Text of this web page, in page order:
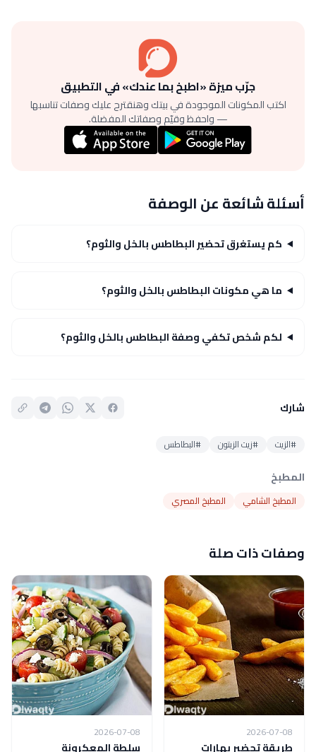
جرّب ميزة «اطبخ بما عندك» في التطبيق
اكتب المكونات الموجودة في بيتك وهنقترح عليك وصفات تناسبها
— واحفظ وقيّم وصفاتك المفضلة.
أسئلة شائعة عن الوصفة
كم يستغرق تحضير البطاطس بالخل والثوم؟
ما هي مكونات البطاطس بالخل والثوم؟
لكم شخص تكفي وصفة البطاطس بالخل والثوم؟
شارك
#الزيت #زيت الزيتون #البطاطس
المطبخ
المطبخ الشامي المطبخ المصري
وصفات ذات صلة
2026-07-08
طريقة تحضير بهارات
2026-07-08
سلطة المعكرونة